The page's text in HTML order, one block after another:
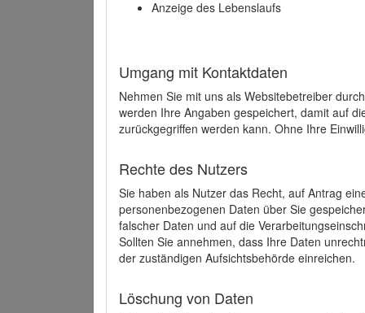
Anzeige des Lebenslaufs
Umgang mit Kontaktdaten
Nehmen Sie mit uns als Websitebetreiber
werden Ihre Angaben gespeichert, damit auf
zurückgegriffen werden kann. Ohne Ihre
Rechte des Nutzers
Sie haben als Nutzer das Recht, auf Antrag
personenbezogenen Daten über Sie
falscher Daten und auf die
Sollten Sie annehmen, dass Ihre Daten
der zuständigen Aufsichtsbehörde einreichen.
Löschung von Daten